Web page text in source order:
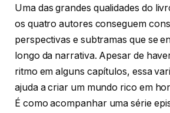
Uma das grandes qualidades do
os quatro autores conseguem
perspectivas e subtramas que se
longo da narrativa. Apesar de
ritmo em alguns capítulos, essa
ajuda a criar um mundo rico em
É como acompanhar uma série